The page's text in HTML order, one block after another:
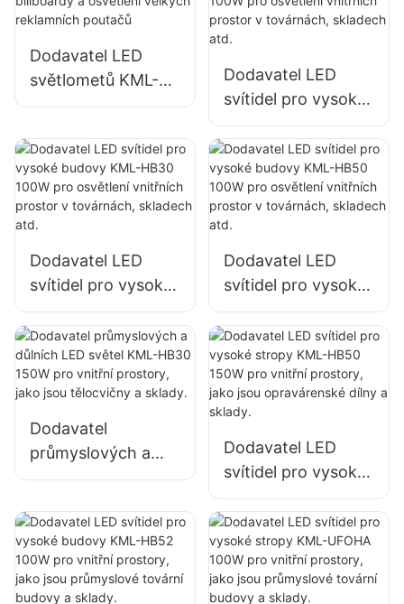
reklamních poutačů
Dodavatel LED
světlometů KML-
FL2C 100W pro
a osvětlení velkých
reklamních poutačů
Dodavatel LED
svítidel pro vysoké
budovy KML-HB40
100W pro osvětlení
vnitřních prostor v
továrnách,
skladech atd.
Dodavatel LED
svítidel pro vysoké
budovy KML-HB30
100W pro osvětlení
vnitřních prostor v
továrnách,
Dodavatel LED
svítidel pro vysoké
budovy KML-HB50
100W pro osvětlení
vnitřních prostor v
továrnách,
skladech atd.
Dodavatel
průmyslových a
důlních LED světel
pro vnitřní
prostory, jako jsou
tělocvičny a sklady.
Dodavatel LED
svítidel pro vysoké
stropy KML-HB50
150W pro vnitřní
prostory, jako jsou
opravárenské dílny
a sklady.